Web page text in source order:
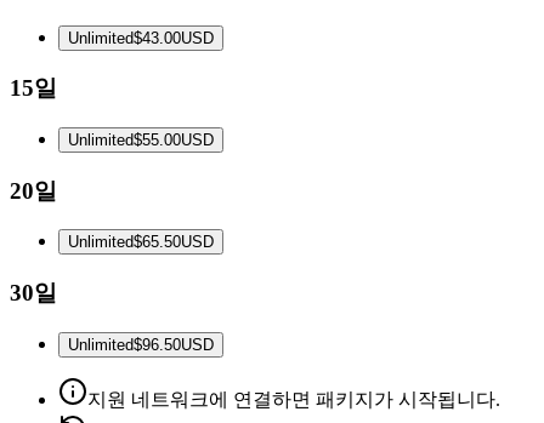
Unlimited$43.00USD
15일
Unlimited$55.00USD
20일
Unlimited$65.50USD
30일
Unlimited$96.50USD
지원 네트워크에 연결하면 패키지가 시작됩니다.